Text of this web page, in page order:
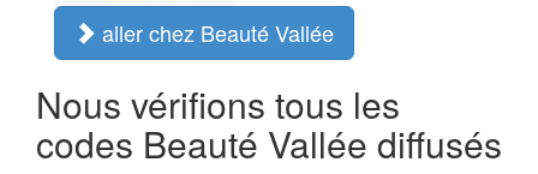
aller chez Beauté Vallée
Nous vérifions tous les
codes Beauté Vallée diffusés